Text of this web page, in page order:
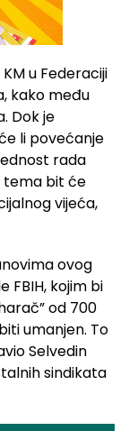
KM u Federaciji
kako među
Dok je
li povećanje
rada
tema bit će
vijeća,
ovog
FBIH, kojim bi
od 700
umanjen. To
Selvedin
sindikata